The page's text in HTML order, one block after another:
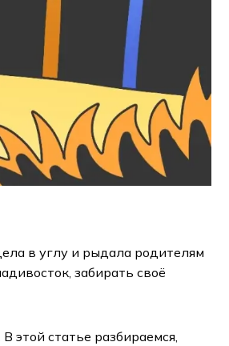
в углу и рыдала родителям
забирать своё
этой статье разбираемся,